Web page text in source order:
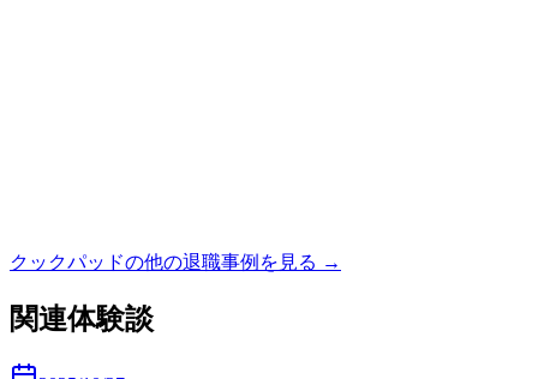
クックパッドの他の退職事例を見る →
関連体験談